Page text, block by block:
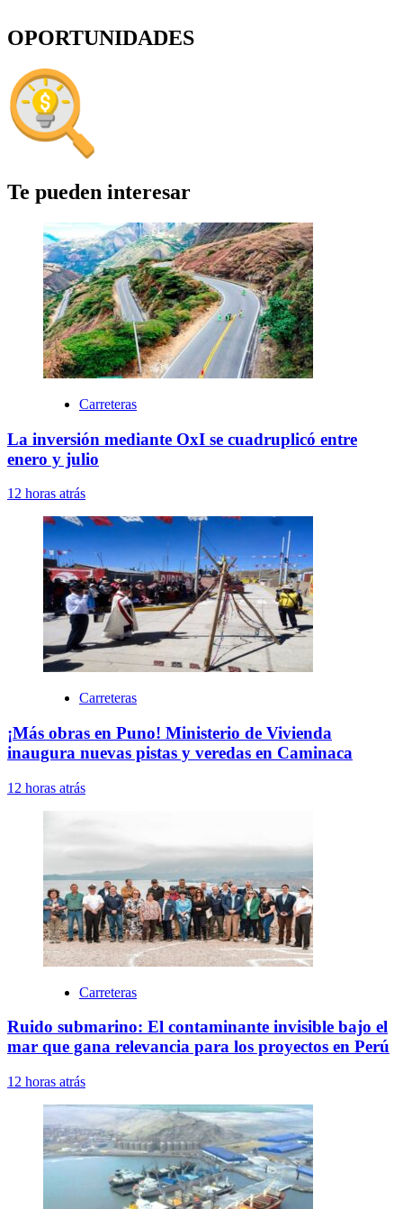
OPORTUNIDADES
Te pueden interesar
Carreteras
La inversión mediante OxI se cuadruplicó entre
enero y julio
12 horas atrás
Carreteras
¡Más obras en Puno! Ministerio de Vivienda
inaugura nuevas pistas y veredas en Caminaca
12 horas atrás
Carreteras
Ruido submarino: El contaminante invisible bajo el
mar que gana relevancia para los proyectos en Perú
12 horas atrás